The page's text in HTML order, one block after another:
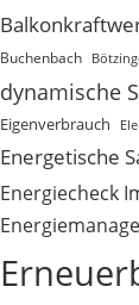
Buchenbach
dynamische
Eigenverbrauch
Energetische
Energiecheck